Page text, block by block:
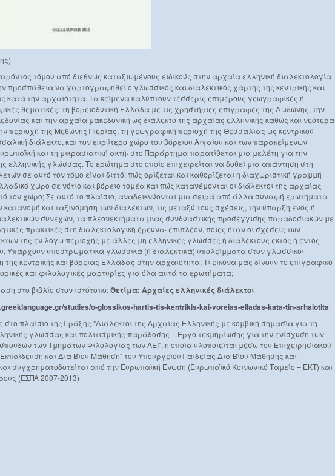
τόμου από διεθνώς καταξιωμένους ειδικούς στην αρχαία ελληνική διαλεκτολογία
προσπάθεια να χαρτογραφηθεί ο γλωσσικός και διαλεκτικός χάρτης της κεντρικής και
κατά την αρχαιότητα. Τα κείμενα καλύπτουν τέσσερις επιμέρους γεωγραφικές ή
θεματικές: τη βορειοδυτική Ελλάδα με τις χρηστήριες επιγραφές της Δωδώνης, την
και την αρχαία μακεδονική ως διάλεκτο της αρχαίας ελληνικής καθώς και νεότερα
περιοχή της Μεθώνης Πιερίας, τη γεωγραφική περιοχή της Θεσσαλίας ως κεντρικού
διάλεκτο, και τον ευρύτερο χώρο του βόρειου Αιγαίου και των παρακείμενων
και τη μικρασιατική ακτή· στο Παράρτημα παρατίθεται μια μελέτη για την
ελληνικής γλώσσας. Το ερώτημα στο οποίο επιχειρείται να δοθεί μια απάντηση στη
σε αυτό τον τόμο είναι διττό: πώς ορίζεται και καθορίζεται η διαχωριστική γραμμή
χώρο σε νότιο και βόρειο τομέα και πώς κατανέμονται οι διάλεκτοι της αρχαίας
τον χώρο; Σε αυτό το πλαίσιο, αναδεικνύονται μια σειρά από άλλα συναφή ερωτήματα
και ταξινόμηση των διαλέκτων, τις μεταξύ τους σχέσεις, την ύπαρξη ενός ή
συνεχών, τα πλεονεκτήματα μιας συνδυαστικής προσέγγισης παραδοσιακών με
πρακτικές στη διαλεκτολογική έρευνα· επιπλέον, ποιες ήταν οι σχέσεις των
της εν λόγω περιοχής με άλλες μη ελληνικές γλώσσες ή διαλέκτους εκτός ή εντός
Υπάρχουν υποστρωματικά γλωσσικά (ή διαλεκτικά) υπολείμματα στον γλωσσικό/
της κεντρικής και βόρειας Ελλάδας στην αρχαιότητα; Τί εικόνα μας δίνουν το επιγραφικό
και φιλολογικές μαρτυρίες για όλα αυτά τα ερωτήματα;
στο βιβλίο στον ιστότοπο:Θετίμα: Αρχαίες ελληνικές διάλεκτοι
studies/o-glossikos-hartis-tis-kentrikis-kai-voreias-elladas-kata-tin-arhaiotita
στο πλαίσιο της Πράξης "Διάλεκτοι της Αρχαίας Ελληνικής με κομβική σημασία για τη
γλώσσας και πολιτισμικής παράδοσης – Έργο τεκμηρίωσης για την ενίσχυση των
των Τμημάτων Φιλολογίας των ΑΕΙ", η οποία υλοποιείται μέσω του Επιχειρησιακού
και Δια Βίου Μάθηση" του Υπουργείου Παιδείας Δια Βίου Μάθησης και
συγχρηματοδοτείται από την Ευρωπαϊκή Ένωση (Ευρωπαϊκό Κοινωνικό Ταμείο – ΕΚΤ) και
(ΕΣΠΑ 2007-2013)